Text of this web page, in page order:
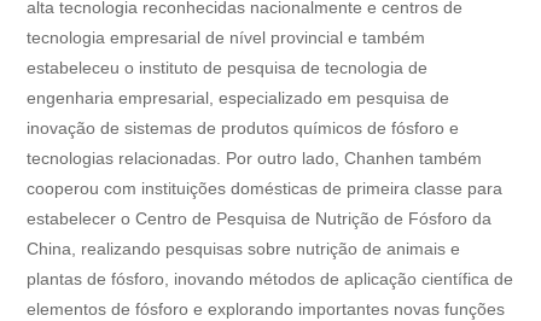
alta tecnologia reconhecidas nacionalmente e centros de
tecnologia empresarial de nível provincial e também
estabeleceu o instituto de pesquisa de tecnologia de
engenharia empresarial, especializado em pesquisa de
inovação de sistemas de produtos químicos de fósforo e
tecnologias relacionadas. Por outro lado, Chanhen também
cooperou com instituições domésticas de primeira classe para
estabelecer o Centro de Pesquisa de Nutrição de Fósforo da
China, realizando pesquisas sobre nutrição de animais e
plantas de fósforo, inovando métodos de aplicação científica de
elementos de fósforo e explorando importantes novas funções